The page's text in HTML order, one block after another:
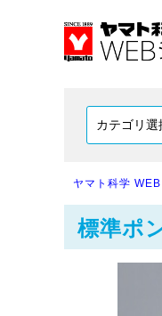
ヤマト科学
標準ポ